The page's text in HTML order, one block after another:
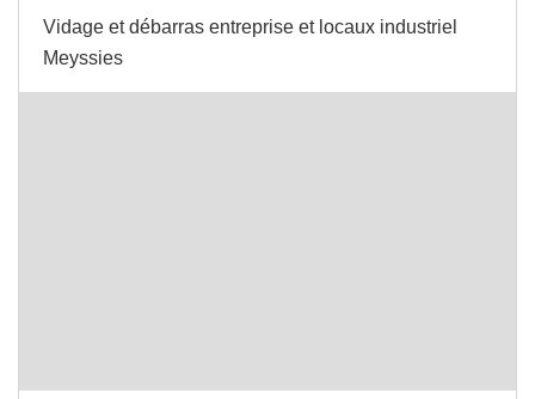
Vidage et débarras entreprise et locaux industriel
Meyssies